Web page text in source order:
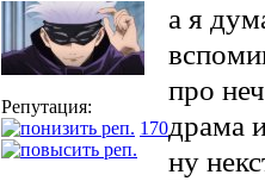
Репутация:
170
а я
про
драма
ну